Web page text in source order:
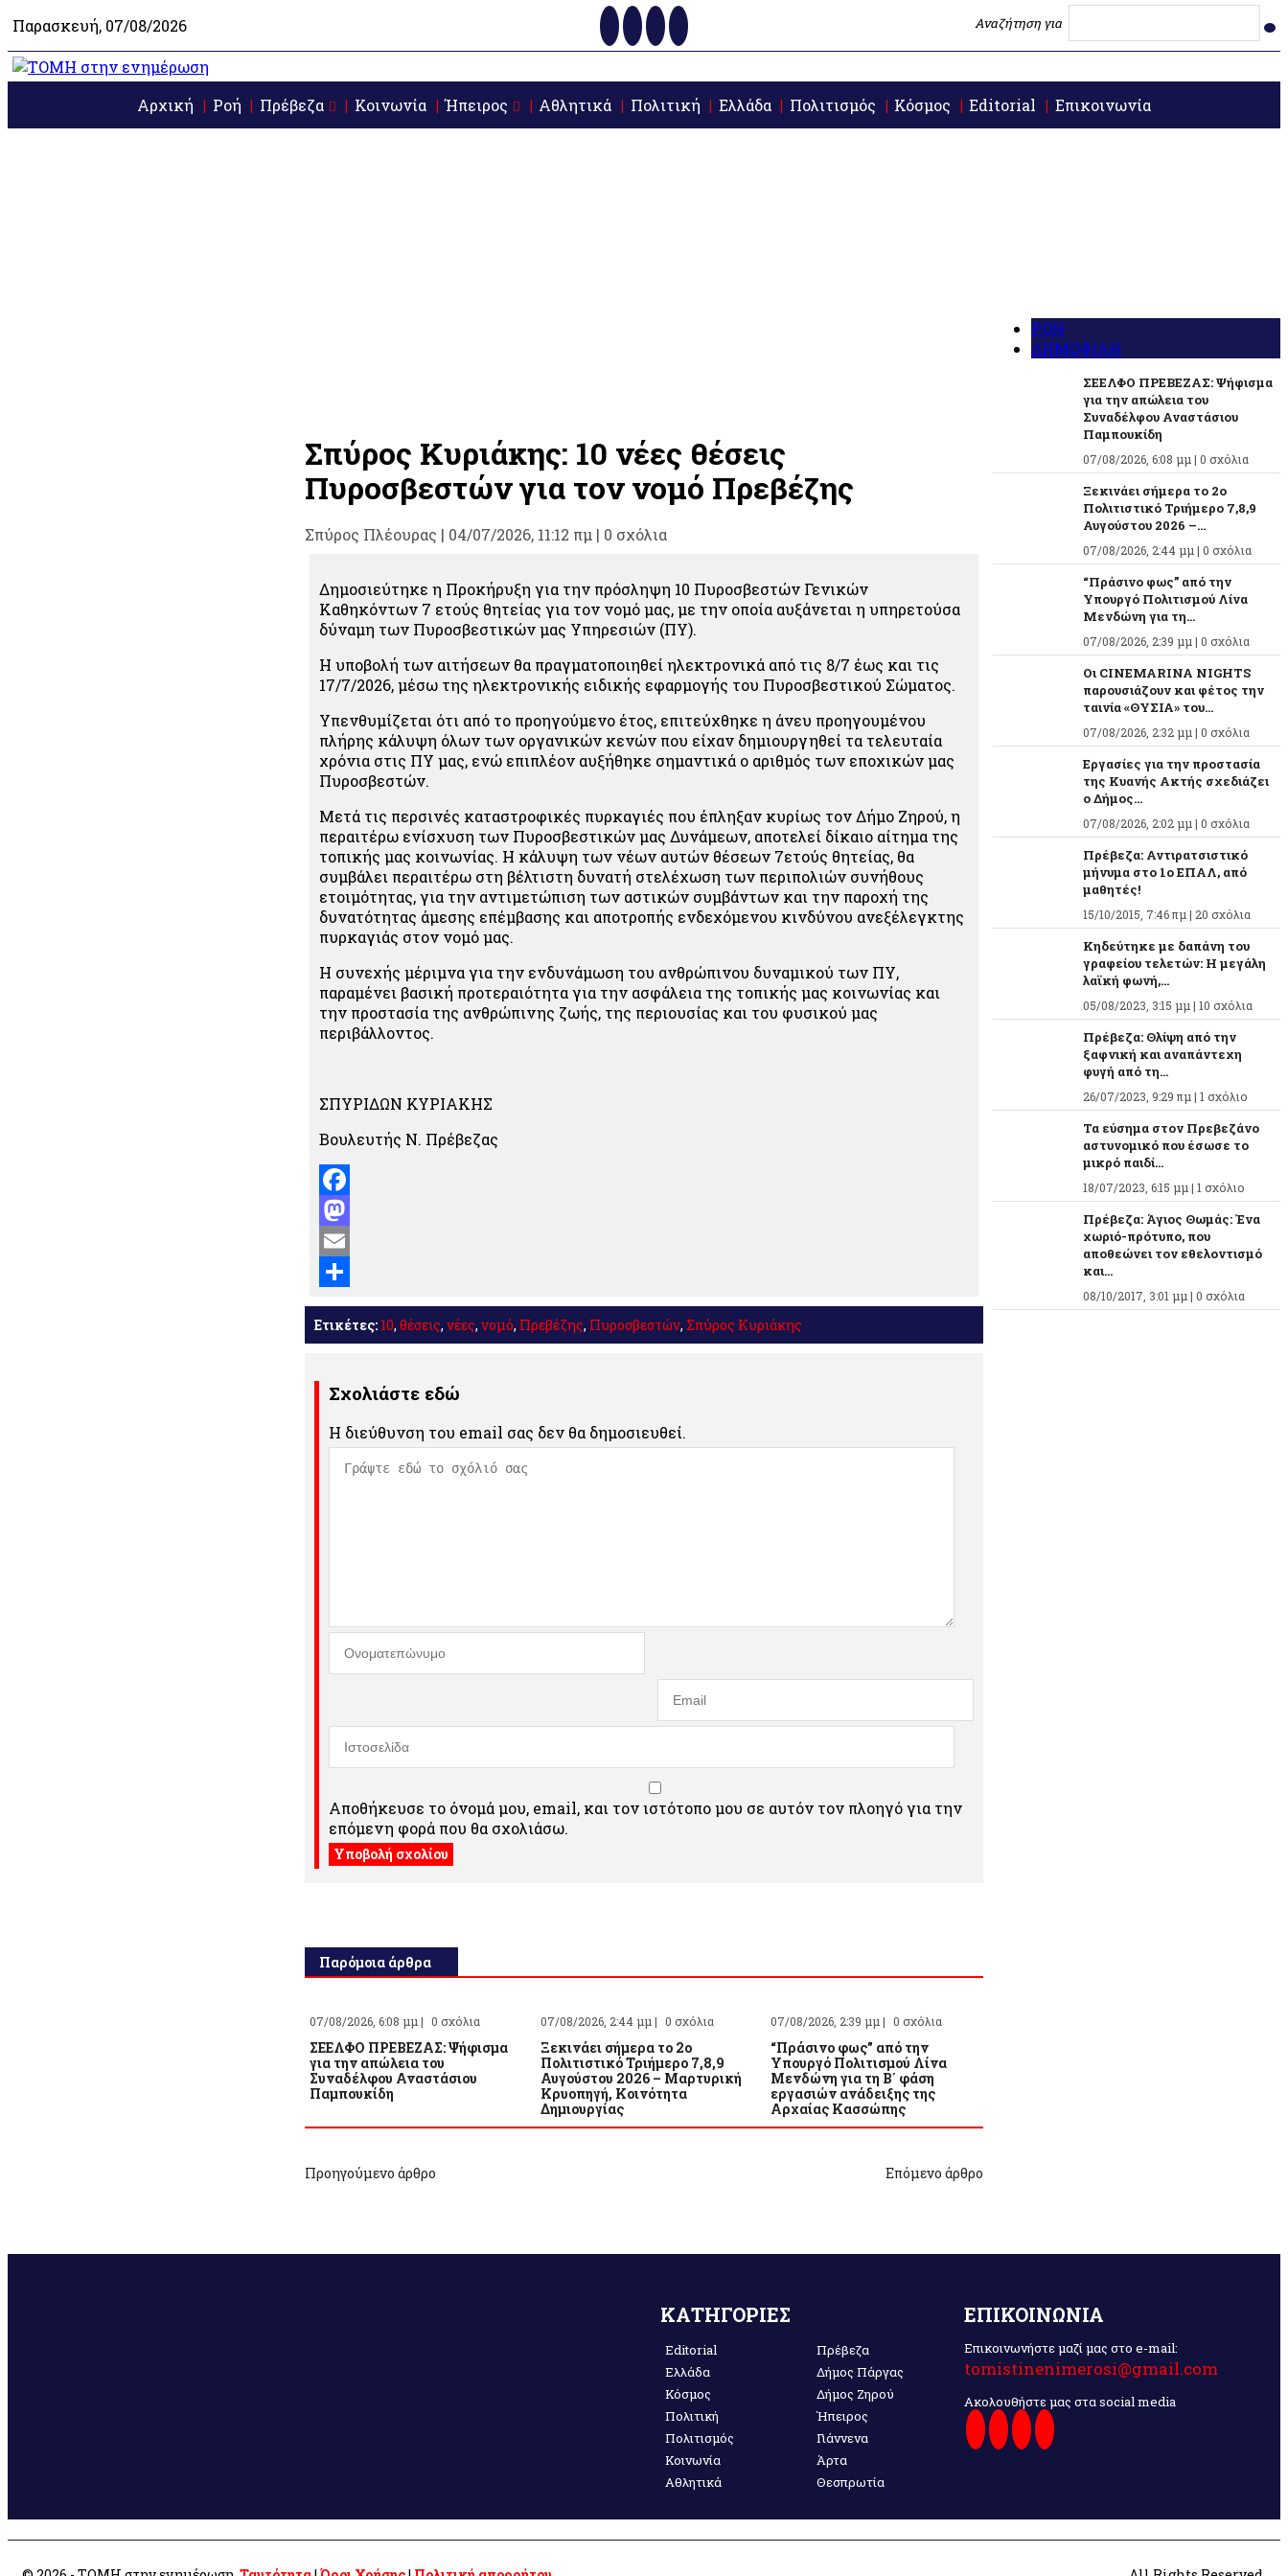
Παρασκευή, 07/08/2026 Αναζήτηση για
Αρχική Ροή Πρέβεζα Κοινωνία Ήπειρος Αθλητικά Πολιτική Ελλάδα Πολιτισμός Κόσμος Editorial Επικοινωνία
Σπύρος Κυριάκης: 10 νέες θέσεις
Πυροσβεστών για τον νομό Πρεβέζης
Σπύρος Πλέουρας | 04/07/2026, 11:12 πμ | 0 σχόλια
Δημοσιεύτηκε η Προκήρυξη για την πρόσληψη 10 Πυροσβεστών Γενικών
Καθηκόντων 7 ετούς θητείας για τον νομό μας, με την οποία αυξάνεται η υπηρετούσα
δύναμη των Πυροσβεστικών μας Υπηρεσιών (ΠΥ).
Η υποβολή των αιτήσεων θα πραγματοποιηθεί ηλεκτρονικά από τις 8/7 έως και τις
17/7/2026, μέσω της ηλεκτρονικής ειδικής εφαρμογής του Πυροσβεστικού Σώματος.
Υπενθυμίζεται ότι από το προηγούμενο έτος, επιτεύχθηκε η άνευ προηγουμένου
πλήρης κάλυψη όλων των οργανικών κενών που είχαν δημιουργηθεί τα τελευταία
χρόνια στις ΠΥ μας, ενώ επιπλέον αυξήθηκε σημαντικά ο αριθμός των εποχικών μας
Πυροσβεστών.
Μετά τις περσινές καταστροφικές πυρκαγιές που έπληξαν κυρίως τον Δήμο Ζηρού, η
περαιτέρω ενίσχυση των Πυροσβεστικών μας Δυνάμεων, αποτελεί δίκαιο αίτημα της
τοπικής μας κοινωνίας. Η κάλυψη των νέων αυτών θέσεων 7ετούς θητείας, θα
συμβάλει περαιτέρω στη βέλτιστη δυνατή στελέχωση των περιπολιών συνήθους
ετοιμότητας, για την αντιμετώπιση των αστικών συμβάντων και την παροχή της
δυνατότητας άμεσης επέμβασης και αποτροπής ενδεχόμενου κινδύνου ανεξέλεγκτης
πυρκαγιάς στον νομό μας.
Η συνεχής μέριμνα για την ενδυνάμωση του ανθρώπινου δυναμικού των ΠΥ,
παραμένει βασική προτεραιότητα για την ασφάλεια της τοπικής μας κοινωνίας και
την προστασία της ανθρώπινης ζωής, της περιουσίας και του φυσικού μας
περιβάλλοντος.
ΣΠΥΡΙΔΩΝ ΚΥΡΙΑΚΗΣ
Βουλευτής Ν. Πρέβεζας
Facebook
Mastodon
Email
Μοιραστείτε
Ετικέτες: 10, θέσεις, νέες, νομό, Πρεβέζης, Πυροσβεστών, Σπύρος Κυριάκης
Σχολιάστε εδώ
Η διεύθυνση του email σας δεν θα δημοσιευθεί.
Αποθήκευσε το όνομά μου, email, και τον ιστότοπο μου σε αυτόν τον πλοηγό για την
επόμενη φορά που θα σχολιάσω.
Παρόμοια άρθρα
07/08/2026, 6:08 μμ | 0 σχόλια
ΣΕΕΛΦΟ ΠΡΕΒΕΖΑΣ: Ψήφισμα
για την απώλεια του
Συναδέλφου Αναστάσιου
Παμπουκίδη
07/08/2026, 2:44 μμ | 0 σχόλια
Ξεκινάει σήμερα το 2ο
Πολιτιστικό Τριήμερο 7,8,9
Αυγούστου 2026 – Μαρτυρική
Κρυοπηγή, Κοινότητα
Δημιουργίας
07/08/2026, 2:39 μμ | 0 σχόλια
“Πράσινο φως” από την
Υπουργό Πολιτισμού Λίνα
Μενδώνη για τη Β΄ φάση
εργασιών ανάδειξης της
Αρχαίας Κασσώπης
Προηγούμενο άρθρο Επόμενο άρθρο
ΡΟΗ
ΔΗΜΟΦΙΛΗ
ΣΕΕΛΦΟ ΠΡΕΒΕΖΑΣ: Ψήφισμα
για την απώλεια του
Συναδέλφου Αναστάσιου
Παμπουκίδη
07/08/2026, 6:08 μμ | 0 σχόλια
Ξεκινάει σήμερα το 2ο
Πολιτιστικό Τριήμερο 7,8,9
Αυγούστου 2026 –...
07/08/2026, 2:44 μμ | 0 σχόλια
“Πράσινο φως” από την
Υπουργό Πολιτισμού Λίνα
Μενδώνη για τη...
07/08/2026, 2:39 μμ | 0 σχόλια
Οι CINEMARINA NIGHTS
παρουσιάζουν και φέτος την
ταινία «ΘΥΣΙΑ» του...
07/08/2026, 2:32 μμ | 0 σχόλια
Εργασίες για την προστασία
της Κυανής Ακτής σχεδιάζει
ο Δήμος...
07/08/2026, 2:02 μμ | 0 σχόλια
Πρέβεζα: Αντιρατσιστικό
μήνυμα στο 1ο ΕΠΑΛ, από
μαθητές!
15/10/2015, 7:46 πμ | 20 σχόλια
Κηδεύτηκε με δαπάνη του
γραφείου τελετών: Η μεγάλη
λαϊκή φωνή,...
05/08/2023, 3:15 μμ | 10 σχόλια
Πρέβεζα: Θλίψη από την
ξαφνική και αναπάντεχη
φυγή από τη...
26/07/2023, 9:29 πμ | 1 σχόλιο
Τα εύσημα στον Πρεβεζάνο
αστυνομικό που έσωσε το
μικρό παιδί...
18/07/2023, 6:15 μμ | 1 σχόλιο
Πρέβεζα: Άγιος Θωμάς: Ένα
χωριό-πρότυπο, που
αποθεώνει τον εθελοντισμό
και...
08/10/2017, 3:01 μμ | 0 σχόλια
ΚΑΤΗΓΟΡΙΕΣ
Editorial
Ελλάδα
Κόσμος
Πολιτική
Πολιτισμός
Κοινωνία
Αθλητικά
Πρέβεζα
Δήμος Πάργας
Δήμος Ζηρού
Ήπειρος
Γιάννενα
Άρτα
Θεσπρωτία
ΕΠΙΚΟΙΝΩΝΙΑ
Επικοινωνήστε μαζί μας στο e-mail:
tomistinenimerosi@gmail.com
Ακολουθήστε μας στα social media